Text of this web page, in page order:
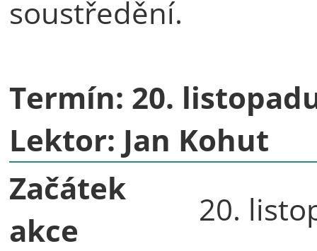
soustředění.
Termín: 20.
Lektor: Jan Kohut
Začátek
akce
20.